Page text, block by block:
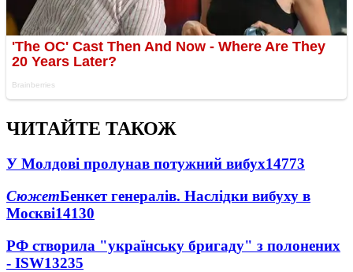
ЧИТАЙТЕ ТАКОЖ
У Молдові пролунав потужний вибух14773
СюжетБенкет генералів. Наслідки вибуху в
Москві14130
РФ створила "українську бригаду" з полонених
- ISW13235